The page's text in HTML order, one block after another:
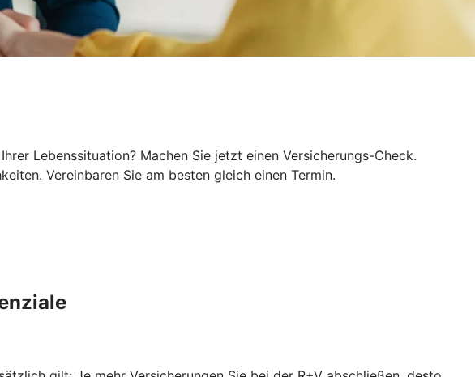
Lebenssituation? Machen Sie jetzt einen Versicherungs-Check.
Vereinbaren Sie am besten gleich einen Termin.